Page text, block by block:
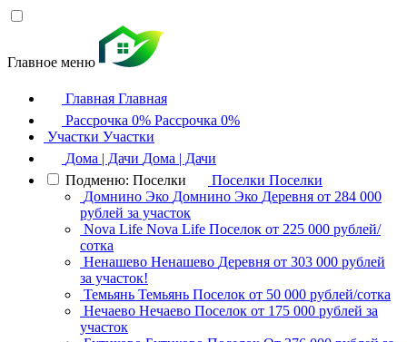
Главное меню
Главная Главная
Рассрочка 0% Рассрочка 0%
Участки Участки
Дома | Дачи Дома | Дачи
Подменю: Поселки
Поселки Поселки
Домнино Эко Домнино Эко Деревня от 284 000
рублей за участок
Nova Life Nova Life Поселок от 225 000 рублей/
сотка
Ненашево Ненашево Деревня от 303 000 рублей
за участок!
Темьянь Темьянь Поселок от 50 000 рублей/сотка
Нечаево Нечаево Поселок от 175 000 рублей за
участок